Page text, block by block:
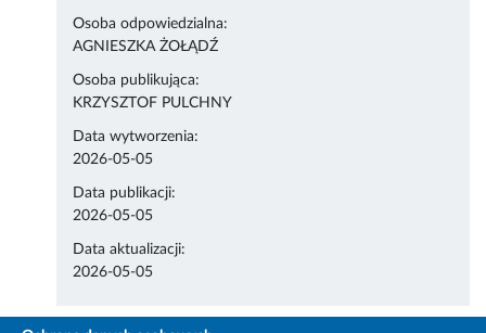
Osoba odpowiedzialna:
AGNIESZKA ŻOŁĄDŹ
Osoba publikująca:
KRZYSZTOF PULCHNY
Data wytworzenia:
2026-05-05
Data publikacji:
2026-05-05
Data aktualizacji:
2026-05-05